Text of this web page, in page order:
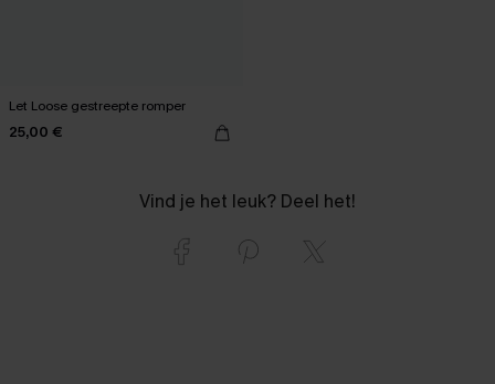
Let Loose gestreepte romper
25,00 €
Vind je het leuk? Deel het!